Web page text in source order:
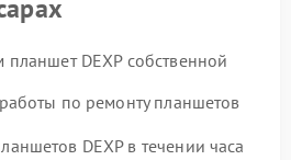
DEXP собственной
по ремонту планшетов
DEXP в течении часа